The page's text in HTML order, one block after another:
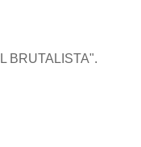
BRUTALISTA".